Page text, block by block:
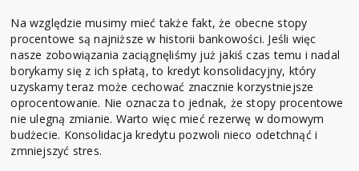
Na względzie musimy mieć także fakt, że obecne stopy
procentowe są najniższe w historii bankowości. Jeśli więc
nasze zobowiązania zaciągnęliśmy już jakiś czas temu i nadal
borykamy się z ich spłatą, to kredyt konsolidacyjny, który
uzyskamy teraz może cechować znacznie korzystniejsze
oprocentowanie. Nie oznacza to jednak, że stopy procentowe
nie ulegną zmianie. Warto więc mieć rezerwę w domowym
budżecie. Konsolidacja kredytu pozwoli nieco odetchnąć i
zmniejszyć stres.